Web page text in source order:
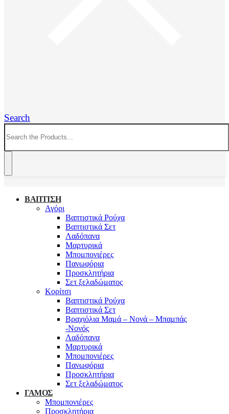
Search
ΒΑΠΤΙΣΗ
Αγόρι
Βαπτιστικά Ρούχα
Βαπτιστικά Σετ
Λαδόπανα
Μαρτυρικά
Μπομπονιέρες
Πανωφόρια
Προσκλητήρια
Σετ ξελαδώματος
Κορίτσι
Βαπτιστικά Ρούχα
Βαπτιστικά Σετ
Βραχιόλια Μαμά – Νονά – Μπαμπάς
-Νονός
Λαδόπανα
Μαρτυρικά
Μπομπονιέρες
Πανωφόρια
Προσκλητήρια
Σετ ξελαδώματος
ΓΑΜΟΣ
Μπομπονιέρες
Προσκλητήρια